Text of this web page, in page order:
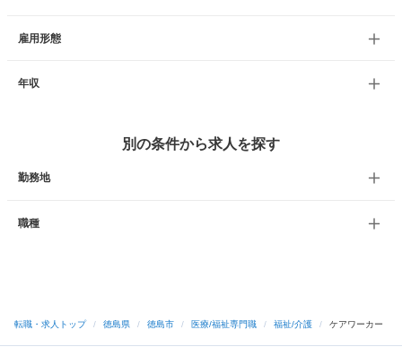
雇用形態
年収
別の条件から求人を探す
勤務地
職種
転職・求人トップ / 徳島県 / 徳島市 / 医療/福祉専門職 / 福祉/介護 / ケアワーカー